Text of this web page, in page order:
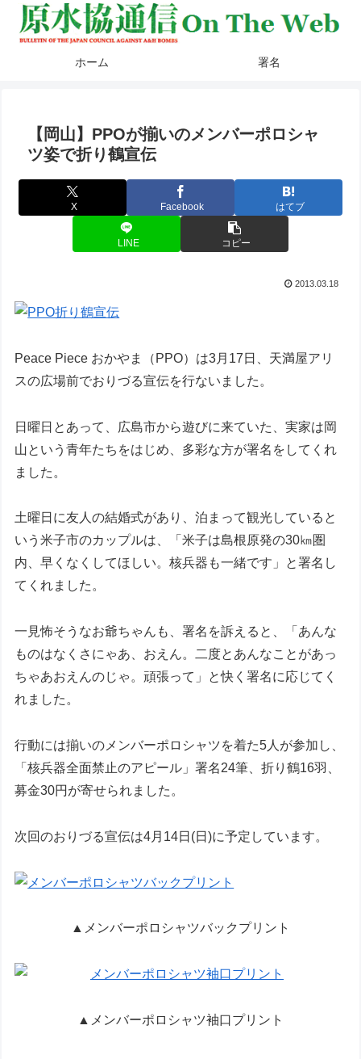
ホーム 署名
【岡山】PPOが揃いのメンバーポロシャ
ツ姿で折り鶴宣伝
X Facebook はてブ
LINE コピー
2013.03.18
Peace Piece おかやま（PPO）は3月17日、天満屋アリ
スの広場前でおりづる宣伝を行ないました。
日曜日とあって、広島市から遊びに来ていた、実家は岡
山という青年たちをはじめ、多彩な方が署名をしてくれ
ました。
土曜日に友人の結婚式があり、泊まって観光していると
いう米子市のカップルは、「米子は島根原発の30㎞圏
内、早くなくしてほしい。核兵器も一緒です」と署名し
てくれました。
一見怖そうなお爺ちゃんも、署名を訴えると、「あんな
ものはなくさにゃあ、おえん。二度とあんなことがあっ
ちゃあおえんのじゃ。頑張って」と快く署名に応じてく
れました。
行動には揃いのメンバーポロシャツを着た5人が参加し、
「核兵器全面禁止のアピール」署名24筆、折り鶴16羽、
募金30円が寄せられました。
次回のおりづる宣伝は4月14日(日)に予定しています。
▲メンバーポロシャツバックプリント
▲メンバーポロシャツ袖口プリント